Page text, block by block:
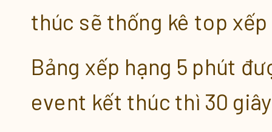
Vua Tiêu Xu [21.03 - 27.03]
Giảm Giá Mới
Tiêu Xu Tích Lũy [21.03 -
thúc sẽ thống kê top
Bảng xếp hạng 5 phút
event kết thúc thì 30